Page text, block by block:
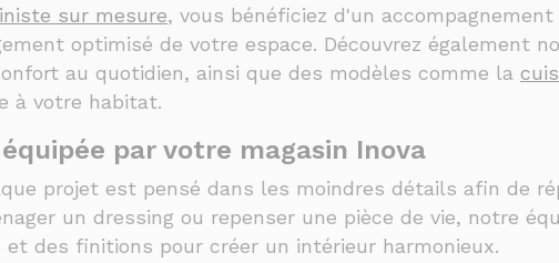
sur mesure, vous bénéficiez d'un
optimisé de votre espace. Découvrez également
au quotidien, ainsi que des modèles comme la
à votre habitat.
par votre magasin Inova
projet est pensé dans les moindres détails afin de
un dressing ou repenser une pièce de vie, notre
des finitions pour créer un intérieur harmonieux.